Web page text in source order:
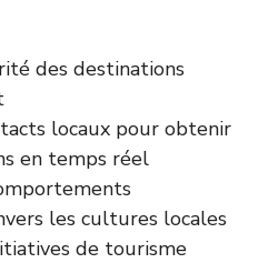
des destinations
locaux pour obtenir
en temps réel
les cultures locales
de tourisme